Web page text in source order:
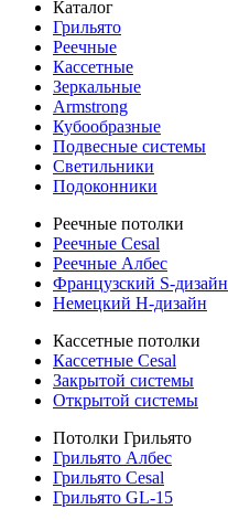
Каталог
Грильято
Реечные
Кассетные
Зеркальные
Armstrong
Кубообразные
Подвесные системы
Светильники
Подоконники
Реечные потолки
Реечные Cesal
Реечные Албес
Французский S-дизайн
Немецкий H-дизайн
Кассетные потолки
Кассетные Cesal
Закрытой системы
Открытой системы
Потолки Грильято
Грильято Албес
Грильято Cesal
Грильято GL-15